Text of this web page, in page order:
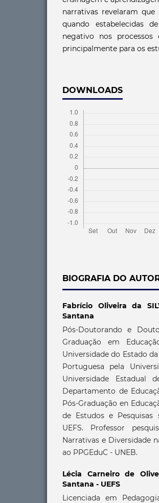
narrativas revelaram
quando estabelecidas
negativo nos
principalmente para os
DOWNLOADS
BIOGRAFIA DO
Fabrício Oliveira da
Santana
Pós-Doutorando e
Graduação em
Universidade do Estado
Portuguesa pela
Universidade Estadual
Departamento de
Pós-Graduação en
de Estudos e Pesquisas
UEFS. Professor
Narrativas e Diversidade
ao PPGEduC - UNEB.
Lécia Carneiro de
Santana - UEFS
Licenciada em